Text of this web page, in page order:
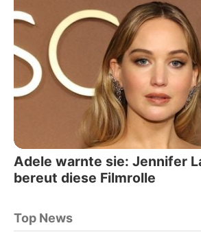
Adele warnte sie: Jennifer
bereut diese Filmrolle
Top News